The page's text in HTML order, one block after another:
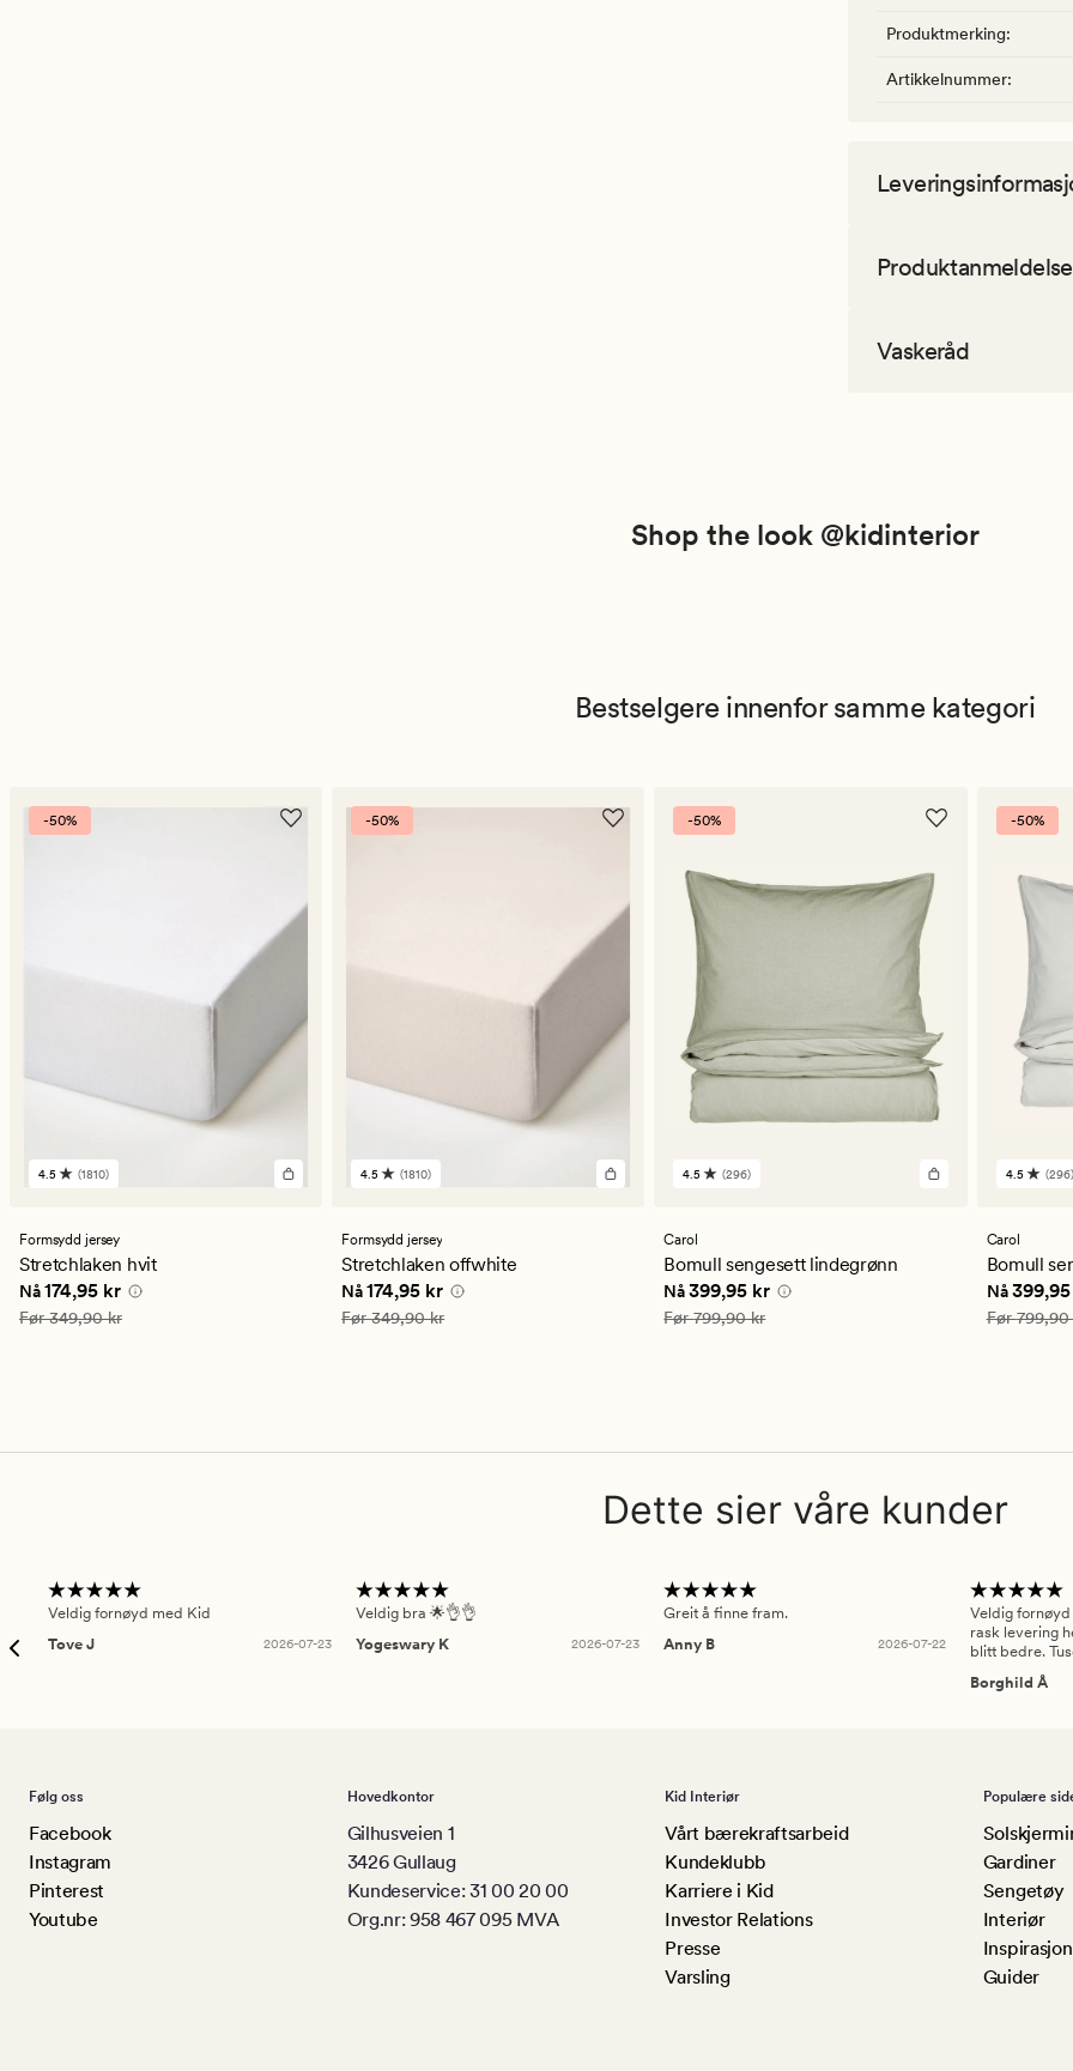
Produktmerking:
Artikkelnummer:
Vaskeråd
Shop the look @kidinterior
Bestselgere innenfor samme kategori
-50%
1810
en
gjennomsnittlig
vurdering
på
4.5
4.5 (1810)
Formsydd jersey
Stretchlaken hvit
Nåværende pris
Nå174,95 kr
Vanlig pris 349,90 kr
Før349,90 kr
-50%
1810
en
gjennomsnittlig
vurdering
på
4.5
4.5 (1810)
Formsydd jersey
Stretchlaken offwhite
Nåværende pris
Nå174,95 kr
Vanlig pris 349,90 kr
Før349,90 kr
-50%
296
en
gjennomsnittlig
vurdering
på
4.5
4.5 (296)
Carol
Bomull sengesett lindegrønn
Nåværende pris
Nå 399,95 kr
Vanlig pris 799,90 kr
Før799,90 kr
-50%
296
en
på
4.5
4.5 (296)
Carol
Bomull
Nå
Vanlig pris
Før799,90
Dette sier våre kunder
Veldig fornøyd med Kid
Tove J
2026-07-23
Veldig bra 🌟👌👌
Yogeswary K
2026-07-23
Greit å finne fram.
Anny B
2026-07-22
Veldig
rask levering
blitt bedre.
Borghild Å
Følg oss
Facebook
Instagram
Pinterest
Youtube
Hovedkontor
Gilhusveien 1
3426 Gullaug
Kundeservice: 31 00 20 00
Org.nr: 958 467 095 MVA
Kid Interiør
Vårt bærekraftsarbeid
Kundeklubb
Karriere i Kid
Investor Relations
Presse
Varsling
Populære
Gardiner
Sengetøy
Interiør
Inspirasjon
Guider